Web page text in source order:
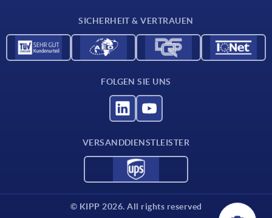
SICHERHEIT & VERTRAUEN
FOLGEN SIE UNS
VERSANDDIENSTLEISTER
© KIPP 2026. All rights reserved